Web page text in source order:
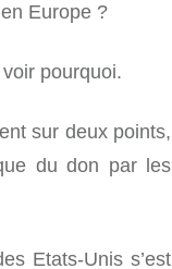
Europe ?
pourquoi.
sur deux points,
du don par les
Etats-Unis s’est